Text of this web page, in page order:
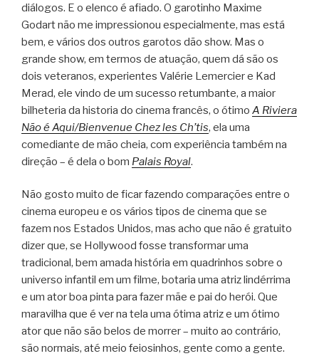
diálogos. E o elenco é afiado. O garotinho Maxime
Godart não me impressionou especialmente, mas está
bem, e vários dos outros garotos dão show. Mas o
grande show, em termos de atuação, quem dá são os
dois veteranos, experientes Valérie Lemercier e Kad
Merad, ele vindo de um sucesso retumbante, a maior
bilheteria da historia do cinema francês, o ótimo A Riviera
Não é Aqui/Bienvenue Chez les Ch’tis, ela uma
comediante de mão cheia, com experiência também na
direção – é dela o bom Palais Royal.
Não gosto muito de ficar fazendo comparações entre o
cinema europeu e os vários tipos de cinema que se
fazem nos Estados Unidos, mas acho que não é gratuito
dizer que, se Hollywood fosse transformar uma
tradicional, bem amada história em quadrinhos sobre o
universo infantil em um filme, botaria uma atriz lindérrima
e um ator boa pinta para fazer mãe e pai do herói. Que
maravilha que é ver na tela uma ótima atriz e um ótimo
ator que não são belos de morrer – muito ao contrário,
são normais, até meio feiosinhos, gente como a gente.